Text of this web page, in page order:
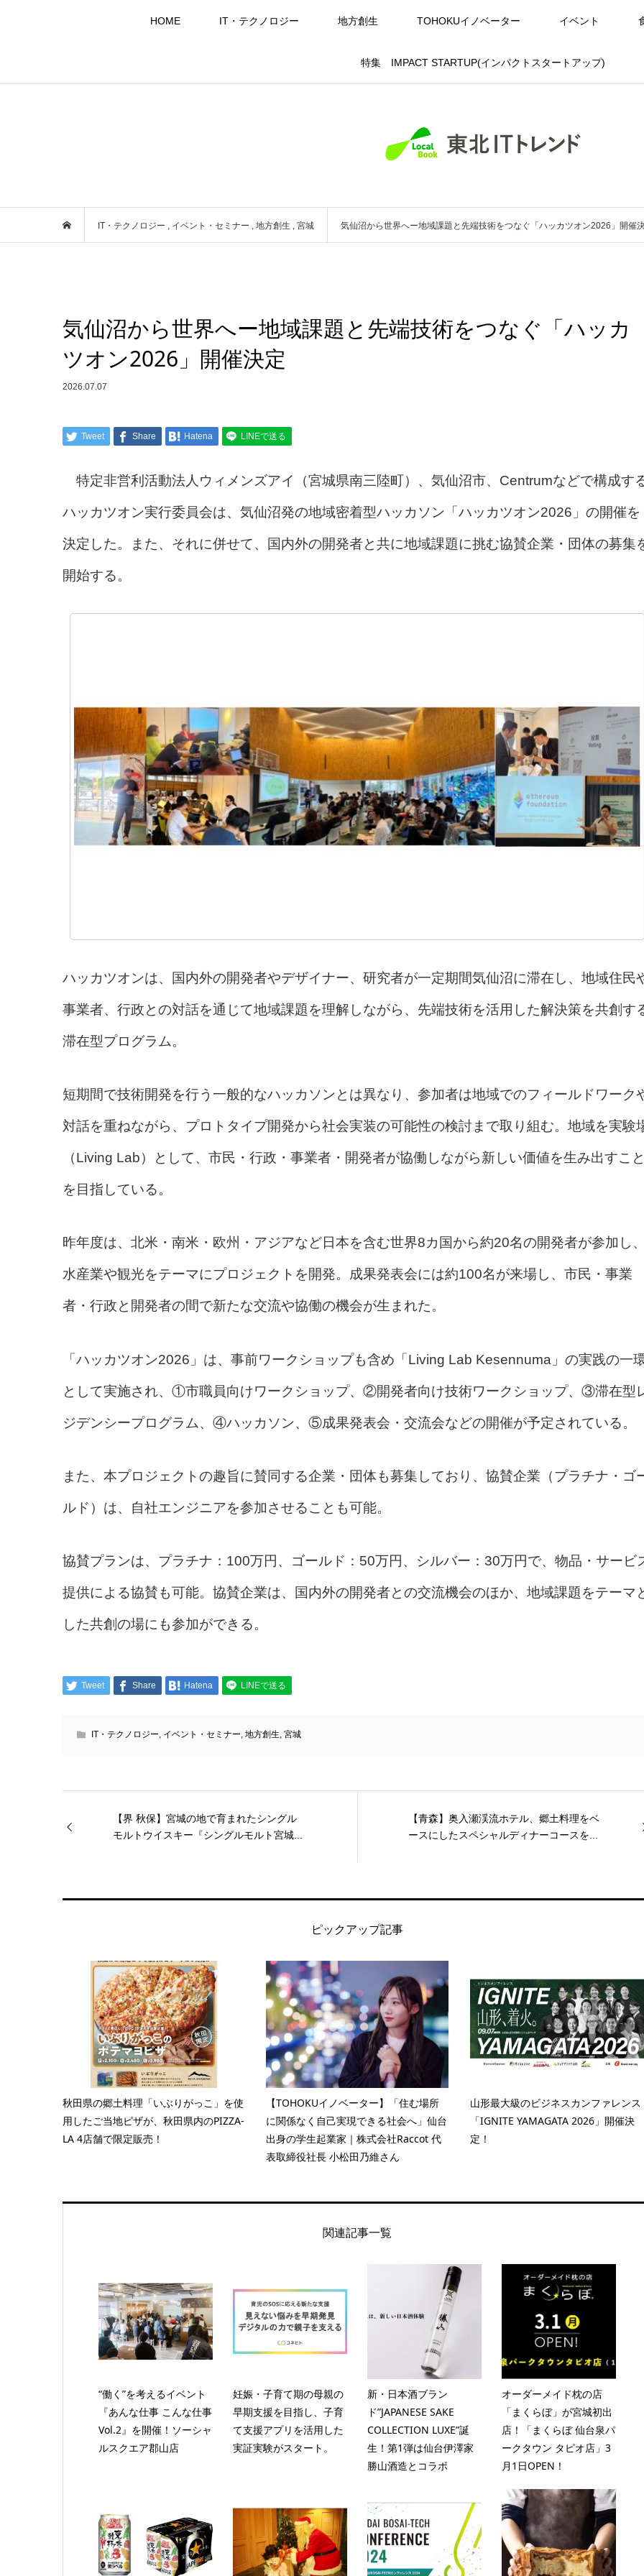
HOME IT・テクノロジー 地方創生 TOHOKUイノベーター イベント
特集 IMPACT STARTUP(インパクトスタートアップ)
IT・テクノロジー イベント・セミナー 地方創生 宮城 気仙沼から世界へー地域課題と先端技術をつなぐ「ハッカツオン2026」開催
気仙沼から世界へー地域課題と先端技術をつなぐ「ハッカ
ツオン2026」開催決定
2026.07.07
Tweet Share Hatena LINEで送る
特定非営利活動法人ウィメンズアイ（宮城県南三陸町）、気仙沼市、Centrumなどで構成す
ハッカツオン実行委員会は、気仙沼発の地域密着型ハッカソン「ハッカツオン2026」の開催を
決定した。また、それに併せて、国内外の開発者と共に地域課題に挑む協賛企業・団体の募集
開始する。
ハッカツオンは、国内外の開発者やデザイナー、研究者が一定期間気仙沼に滞在し、地域住民
事業者、行政との対話を通じて地域課題を理解しながら、先端技術を活用した解決策を共創す
滞在型プログラム。
短期間で技術開発を行う一般的なハッカソンとは異なり、参加者は地域でのフィールドワーク
対話を重ねながら、プロトタイプ開発から社会実装の可能性の検討まで取り組む。地域を実験
（Living Lab）として、市民・行政・事業者・開発者が協働しながら新しい価値を生み出すこと
を目指している。
昨年度は、北米・南米・欧州・アジアなど日本を含む世界8カ国から約20名の開発者が参加し、
水産業や観光をテーマにプロジェクトを開発。成果発表会には約100名が来場し、市民・事業
者・行政と開発者の間で新たな交流や協働の機会が生まれた。
「ハッカツオン2026」は、事前ワークショップも含め「Living Lab Kesennuma」の実践の一
として実施され、①市職員向けワークショップ、②開発者向け技術ワークショップ、③滞在型
ジデンシープログラム、④ハッカソン、⑤成果発表会・交流会などの開催が予定されている。
また、本プロジェクトの趣旨に賛同する企業・団体も募集しており、協賛企業（プラチナ・ゴ
ルド）は、自社エンジニアを参加させることも可能。
協賛プランは、プラチナ：100万円、ゴールド：50万円、シルバー：30万円で、物品・サービ
提供による協賛も可能。協賛企業は、国内外の開発者との交流機会のほか、地域課題をテーマ
した共創の場にも参加ができる。
Tweet Share Hatena LINEで送る
IT・テクノロジー, イベント・セミナー, 地方創生, 宮城
【界 秋保】宮城の地で育まれたシングル
モルトウイスキー『シングルモルト宮城...
【青森】奥入瀬渓流ホテル、郷土料理をベ
ースにしたスペシャルディナーコースを...
ピックアップ記事
秋田県の郷土料理「いぶりがっこ」を使
用したご当地ピザが、秋田県内のPIZZA-
LA 4店舗で限定販売！
【TOHOKUイノベーター】「住む場所
に関係なく自己実現できる社会へ」仙台
出身の学生起業家｜株式会社Raccot 代
表取締役社長 小松田乃維さん
山形最大級のビジネスカンファレンス
「IGNITE YAMAGATA 2026」開催決
定！
関連記事一覧
“働く”を考えるイベント
『あんな仕事 こんな仕事
Vol.2』を開催！ソーシャ
ルスクエア郡山店
妊娠・子育て期の母親の
早期支援を目指し、子育
て支援アプリを活用した
実証実験がスタート。
新・日本酒ブラン
ド”JAPANESE SAKE
COLLECTION LUXE”誕
生！第1弾は仙台伊澤家
勝山酒造とコラボ
オーダーメイド枕の店
「まくらぼ」が宮城初出
店！「まくらぼ 仙台泉パ
ークタウン タピオ店」3
月1日OPEN！